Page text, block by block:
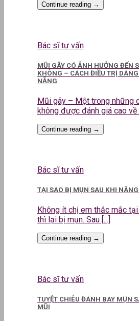
Continue reading →
Bác sĩ tư vấn
MŨI GÃY CÓ ẢNH HƯỞNG ĐẾN
KHÔNG – CÁCH ĐIỀU TRỊ
NẴNG
Mũi gãy – Một trong những
không được đánh giá cao về
Continue reading →
Bác sĩ tư vấn
TẠI SAO BỊ MỤN SAU KHI
Không ít chị em thắc mắc
thì lại bị mụn. Sau [...]
Continue reading →
Bác sĩ tư vấn
TUYỆT CHIÊU ĐÁNH BAY MỤN
MŨI